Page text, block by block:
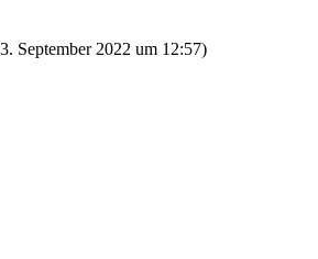
September 2022 um 12:57)